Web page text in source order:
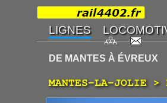
DE MANTES À ÉVREUX
MANTES-LA-JOLIE >